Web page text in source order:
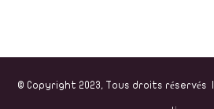
© Copyright 2023, Tous droits réservés |